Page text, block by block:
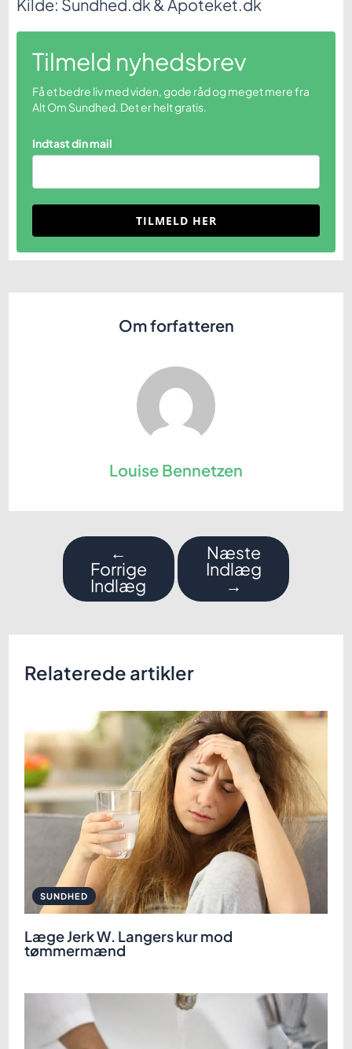
Kilde: Sundhed.dk & Apoteket.dk
Tilmeld nyhedsbrev
Få et bedre liv med viden, gode råd og meget mere fra
Alt Om Sundhed. Det er helt gratis.
Indtast din mail
TILMELD HER
Om forfatteren
Louise Bennetzen
Indlægsnavigation
←
Forrige
Indlæg
Næste
Indlæg
→
Relaterede artikler
Læge Jerk W. Langers kur mod
tømmermænd
SUNDHED